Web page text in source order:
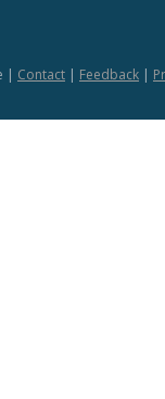
| Contact | Feedback |